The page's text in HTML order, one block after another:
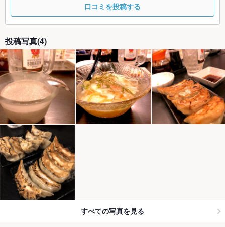
口コミを投稿する
投稿写真(4)
すべての写真を見る